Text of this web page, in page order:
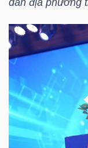
VĨ
MÔ